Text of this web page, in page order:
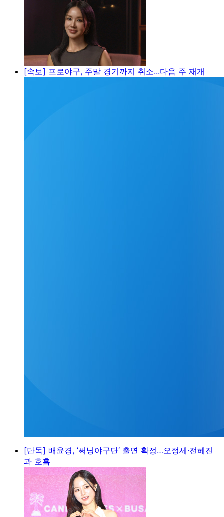
[속보] 프로야구, 주말 경기까지 취소...다음 주 재개
[단독] 배윤경, ’써닝야구단‘ 출연 확정…오정세·전혜진
과 호흡